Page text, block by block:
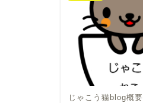
じゃこう猫blog概要